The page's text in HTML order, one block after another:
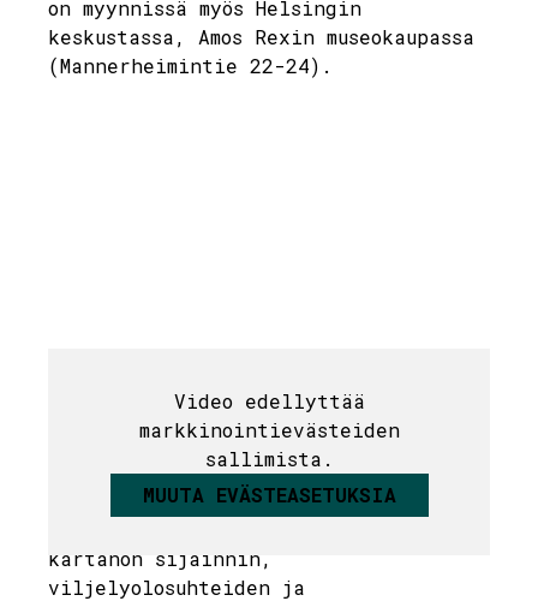
on myynnissä myös Helsingin
keskustassa, Amos Rexin museokaupassa
(Mannerheimintie 22-24).
Video edellyttää
markkinointievästeiden
sallimista.
MUUTA EVÄSTEASETUKSIA
Omenalajikkeet
Söderlångvikin kartanossa viljellään
kartanon sijainnin,
viljelyolosuhteiden ja